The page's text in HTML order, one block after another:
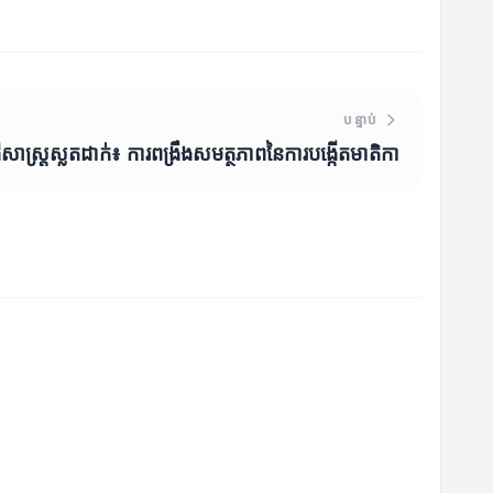
បន្ទាប់
ាស្រ្តស្លតដាក់៖ ការពង្រឹងសមត្ថភាពនៃការបង្កើតមាតិកា